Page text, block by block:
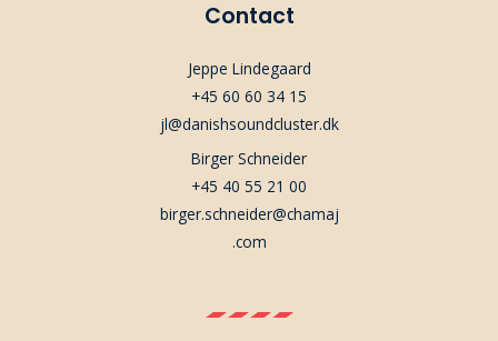
Contact
Jeppe Lindegaard
+45 60 60 34 15
jl@danishsoundcluster.dk
Birger Schneider
+45 40 55 21 00
birger.schneider@chamaj
.com